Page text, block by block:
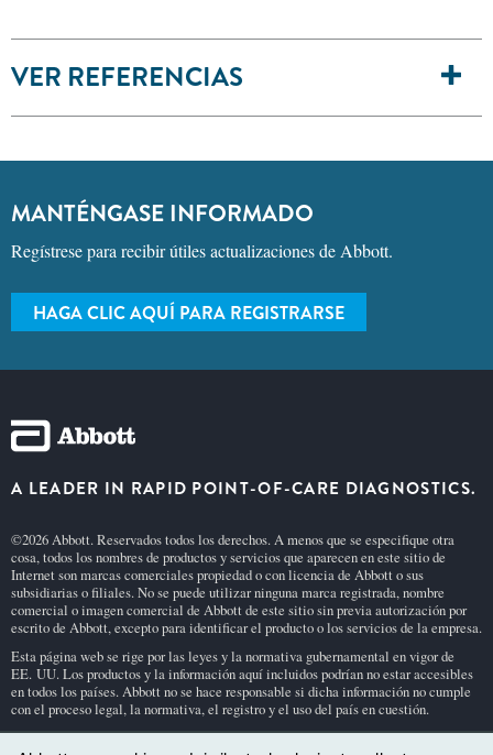
VER REFERENCIAS
MANTÉNGASE INFORMADO
Regístrese para recibir útiles actualizaciones de Abbott.
HAGA CLIC AQUÍ PARA REGISTRARSE
A LEADER IN RAPID POINT-OF-CARE DIAGNOSTICS.
©2026 Abbott. Reservados todos los derechos. A menos que se especifique otra
cosa, todos los nombres de productos y servicios que aparecen en este sitio de
Internet son marcas comerciales propiedad o con licencia de Abbott o sus
subsidiarias o filiales. No se puede utilizar ninguna marca registrada, nombre
comercial o imagen comercial de Abbott de este sitio sin previa autorización por
escrito de Abbott, excepto para identificar el producto o los servicios de la empresa.
Esta página web se rige por las leyes y la normativa gubernamental en vigor de
EE. UU. Los productos y la información aquí incluidos podrían no estar accesibles
en todos los países. Abbott no se hace responsable si dicha información no cumple
con el proceso legal, la normativa, el registro y el uso del país en cuestión.
El uso de esta página web y la información contenida en la misma están sujetos a